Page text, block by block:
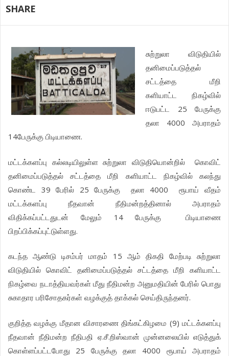
SHARE
சுற்றுலா விடுதியில்
தனிமைப்படுத்தல்
சட்டத்தை மீறி
களியாட்ட நிகழ்வில்
ஈடுபட்ட 25 பேருக்கு
தலா 4000 அபராதம்
14பேருக்கு பிடியாணை.
மட்டக்களப்பு கல்லடியிலுள்ள சுற்றுலா விடுதியொன்றில்
கொவிட்
தனிமைப்படுத்தல் சட்டத்தை மீறி களியாட்ட நிகழ்வில் கலந்து
கொண்ட 39 பேரில் 25 பேருக்கு தலா 4000 ரூபாய் வீதம்
மட்டக்களப்பு நீதவான் நீதிமன்றத்தினால் அபராதம்
விதிக்கப்பட்டதுடன் மேலும் 14 பேருக்கு பிடியாணை
பிறப்பிக்கப்புட்டுள்ளது.
கடந்த ஆண்டு டிசம்பர் மாதம் 15 ஆம் திகதி மேற்படி சுற்றுலா
விடுதியில் கொவிட் தனிமைப்படுத்தல் சட்டத்தை மீறி களியாட்ட
நிகழ்வை நடாத்தியவர்கள் மீது நீதிமன்ற அனுமதியின் பேரில் பொது
சுகாதார பரிசோதகர்கள் வழக்குத் தாக்கல் செய்திருந்தனர்.
குறித்த வழக்கு மீதான விசாரணை திங்கட்கிழமை (9) மட்டக்களப்பு
நீதவான் நீதிமன்ற நீதிபதி ஏ.சீ.றிஸ்வான் முன்னலையில் எடுத்துக்
கொள்ளப்பட்டபோது 25 பேருக்கு தலா 4000 ரூபாய் அபராதம்